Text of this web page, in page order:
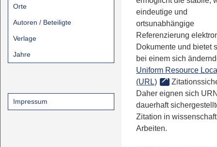
Orte
Autoren / Beteiligte
Verlage
Jahre
Impressum
eindeutige und
ortsunabhängige
Referenzierung
Dokumente und bietet
bei einem sich
Uniform Resource
(URL)
Daher eignen sich
dauerhaft
Zitation in
Arbeiten.